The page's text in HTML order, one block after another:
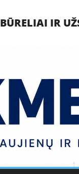
BŪRELIAI IR